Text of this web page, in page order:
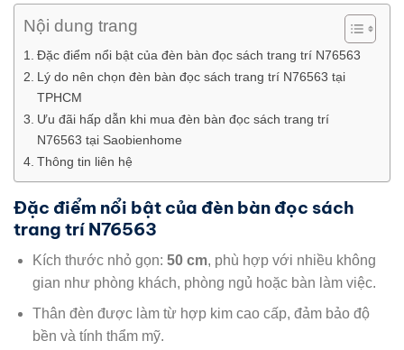
Nội dung trang
Đặc điểm nổi bật của đèn bàn đọc sách trang trí N76563
Lý do nên chọn đèn bàn đọc sách trang trí N76563 tại
TPHCM
Ưu đãi hấp dẫn khi mua đèn bàn đọc sách trang trí
N76563 tại Saobienhome
Thông tin liên hệ
Đặc điểm nổi bật của đèn bàn đọc sách
trang trí N76563
Kích thước nhỏ gọn: 50 cm, phù hợp với nhiều không
gian như phòng khách, phòng ngủ hoặc bàn làm việc.
Thân đèn được làm từ hợp kim cao cấp, đảm bảo độ
bền và tính thẩm mỹ.